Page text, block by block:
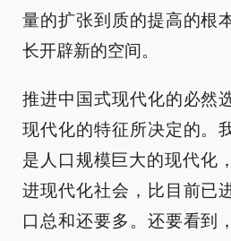
量的扩张到质的提高的根
长开辟新的空间。
推进中国式现代化的必然
现代化的特征所决定的。
是人口规模巨大的现代化
进现代化社会，比目前已
口总和还要多。还要看到